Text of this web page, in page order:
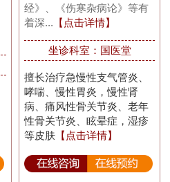
经》、《伤寒杂病论》等有
着深... 【点击详情】
坐诊科室：国医堂
擅长治疗急慢性支气管炎、
哮喘、慢性胃炎，慢性肾
病、痛风性骨关节炎、老年
性骨关节炎、眩晕症，湿疹
等皮肤 【点击详情】